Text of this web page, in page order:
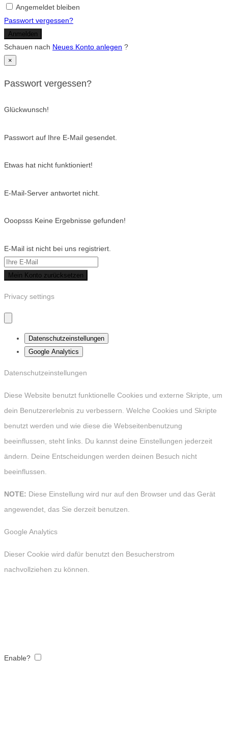
Angemeldet bleiben
Passwort vergessen?
Anmelden
Schauen nach Neues Konto anlegen ?
×
Passwort vergessen?
Glückwunsch!
Passwort auf Ihre E-Mail gesendet.
Etwas hat nicht funktioniert!
E-Mail-Server antwortet nicht.
Ooopsss Keine Ergebnisse gefunden!
E-Mail ist nicht bei uns registriert.
Mein Konto zurücksetzen
Privacy settings
Datenschutzeinstellungen
Google Analytics
Datenschutzeinstellungen
Diese Website benutzt funktionelle Cookies und externe Skripte, um
dein Benutzererlebnis zu verbessern. Welche Cookies und Skripte
benutzt werden und wie diese die Webseitenbenutzung
beeinflussen, steht links. Du kannst deine Einstellungen jederzeit
ändern. Deine Entscheidungen werden deinen Besuch nicht
beeinflussen.
NOTE: Diese Einstellung wird nur auf den Browser und das Gerät
angewendet, das Sie derzeit benutzen.
Google Analytics
Dieser Cookie wird dafür benutzt den Besucherstrom
nachvollziehen zu können.
Enable?